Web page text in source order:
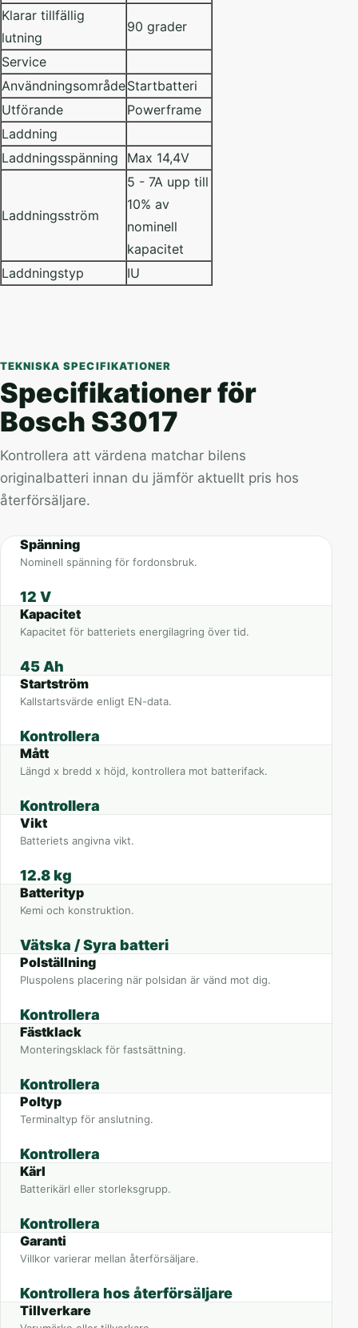
Klarar tillfällig
lutning
90 grader
Service
AnvändningsområdeStartbatteri
Utförande
Powerframe
Laddning
Laddningsspänning
Max 14,4V
Laddningsström
5 - 7A upp till
10% av
nominell
kapacitet
Laddningstyp
IU
TEKNISKA SPECIFIKATIONER
Specifikationer för
Bosch S3017
Kontrollera att värdena matchar bilens
originalbatteri innan du jämför aktuellt pris hos
återförsäljare.
Spänning
Nominell spänning för fordonsbruk.
12 V
Kapacitet
Kapacitet för batteriets energilagring över tid.
45 Ah
Startström
Kallstartsvärde enligt EN-data.
Kontrollera
Mått
Längd x bredd x höjd, kontrollera mot batterifack.
Kontrollera
Vikt
Batteriets angivna vikt.
12.8 kg
Batterityp
Kemi och konstruktion.
Vätska / Syra batteri
Polställning
Pluspolens placering när polsidan är vänd mot dig.
Kontrollera
Fästklack
Monteringsklack för fastsättning.
Kontrollera
Poltyp
Terminaltyp för anslutning.
Kontrollera
Kärl
Batterikärl eller storleksgrupp.
Kontrollera
Garanti
Villkor varierar mellan återförsäljare.
Kontrollera hos återförsäljare
Tillverkare